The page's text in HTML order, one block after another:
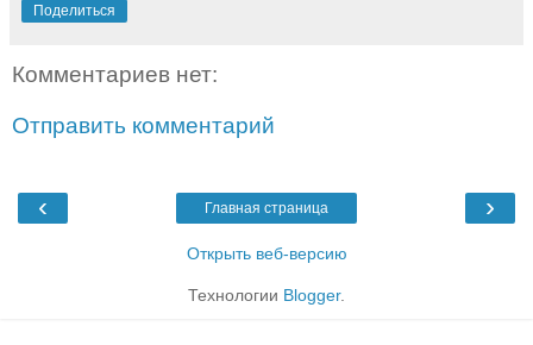
Поделиться
Комментариев нет:
Отправить комментарий
‹ ›
Главная страница
Открыть веб-версию
Технологии Blogger.